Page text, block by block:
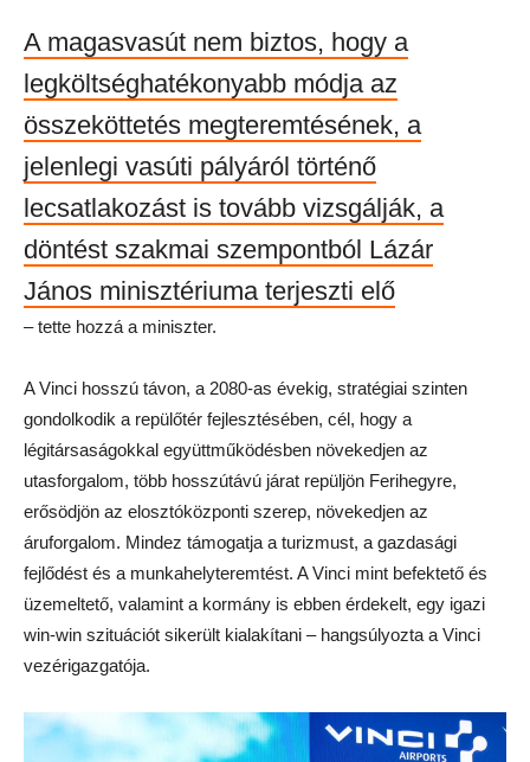
A magasvasút nem biztos, hogy a
legköltséghatékonyabb módja az
összeköttetés megteremtésének, a
jelenlegi vasúti pályáról történő
lecsatlakozást is tovább vizsgálják, a
döntést szakmai szempontból Lázár
János minisztériuma terjeszti elő
– tette hozzá a miniszter.
A Vinci hosszú távon, a 2080-as évekig, stratégiai szinten
gondolkodik a repülőtér fejlesztésében, cél, hogy a
légitársaságokkal együttműködésben növekedjen az
utasforgalom, több hosszútávú járat repüljön Ferihegyre,
erősödjön az elosztóközponti szerep, növekedjen az
áruforgalom. Mindez támogatja a turizmust, a gazdasági
fejlődést és a munkahelyteremtést. A Vinci mint befektető és
üzemeltető, valamint a kormány is ebben érdekelt, egy igazi
win-win szituációt sikerült kialakítani – hangsúlyozta a Vinci
vezérigazgatója.